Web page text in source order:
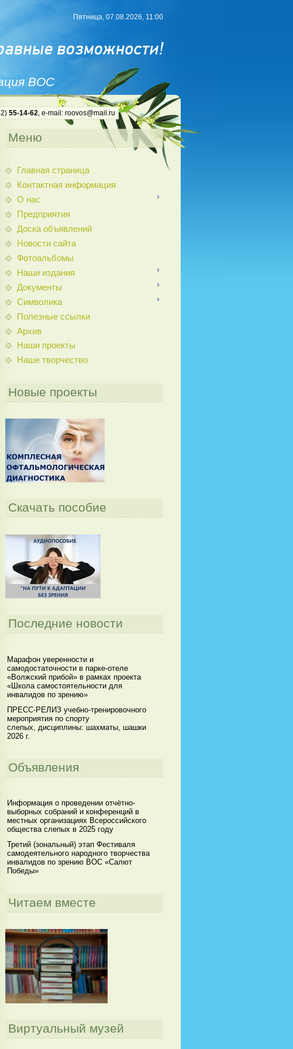
ВОС
Пятница, 07.08.2026, 11:00
55-14-62, e-mail: roovos@mail.ru
Меню
Главная страница
Контактная информация
О нас
Предприятия
Доска объявлений
Новости сайта
Фотоальбомы
Наши издания
Документы
Символика
Полезные ссылки
Архив
Наши проекты
Наше творчество
Новые проекты
Скачать пособие
Последние новости
Марафон уверенности и
самодостаточности в парке-отеле
«Волжский прибой» в рамках проекта
«Школа самостоятельности для
инвалидов по зрению»
ПРЕСС-РЕЛИЗ учебно-тренировочного
мероприятия по спорту
слепых, дисциплины: шахматы, шашки
2026 г.
Объявления
Информация о проведении отчётно-
выборных собраний и конференций в
местных организациях Всероссийского
общества слепых в 2025 году
Третий (зональный) этап Фестиваля
самодеятельного народного творчества
инвалидов по зрению ВОС «Салют
Победы»
Читаем вместе
Виртуальный музей